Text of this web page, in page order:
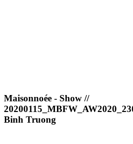
Maisonnoée - Show //
Binh Truong